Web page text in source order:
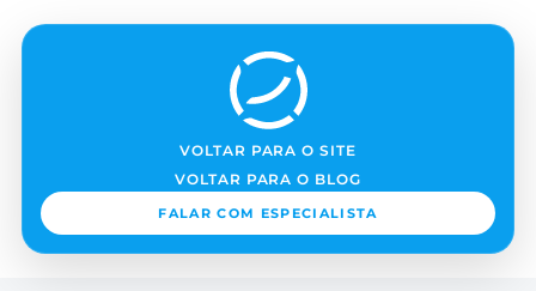
VOLTAR PARA O SITE
VOLTAR PARA O BLOG
FALAR COM ESPECIALISTA